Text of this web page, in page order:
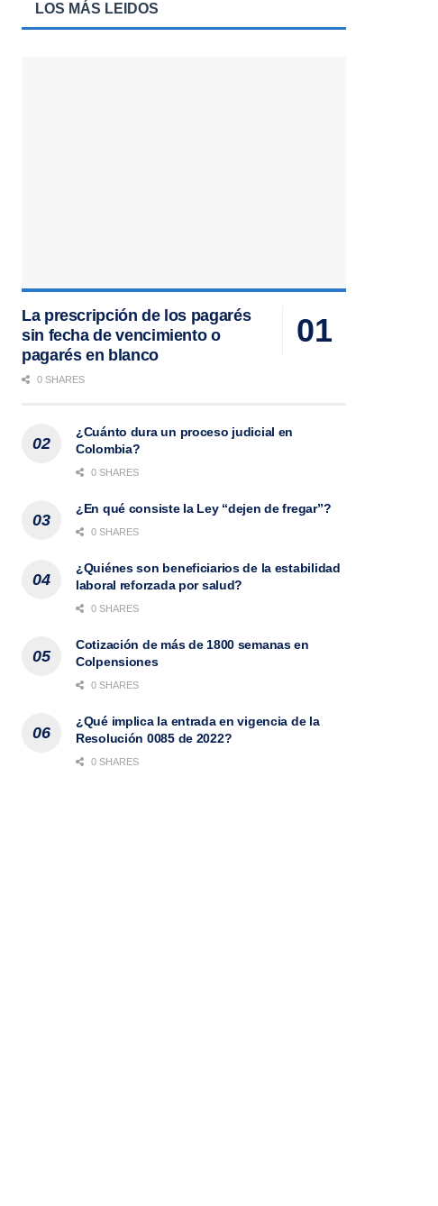
LOS MÁS LEIDOS
La prescripción de los pagarés
sin fecha de vencimiento o
pagarés en blanco
0 SHARES
¿Cuánto dura un proceso judicial en
Colombia?
0 SHARES
¿En qué consiste la Ley “dejen de fregar”?
0 SHARES
¿Quiénes son beneficiarios de la estabilidad
laboral reforzada por salud?
0 SHARES
Cotización de más de 1800 semanas en
Colpensiones
0 SHARES
¿Qué implica la entrada en vigencia de la
Resolución 0085 de 2022?
0 SHARES